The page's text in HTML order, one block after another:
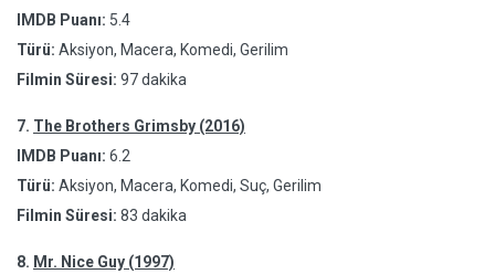
IMDB Puanı: 5.4
Türü: Aksiyon, Macera, Komedi, Gerilim
Filmin Süresi: 97 dakika
7. The Brothers Grimsby (2016)
IMDB Puanı: 6.2
Türü: Aksiyon, Macera, Komedi, Suç, Gerilim
Filmin Süresi: 83 dakika
8. Mr. Nice Guy (1997)